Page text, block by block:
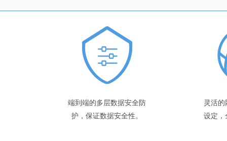
端到端的多层数据安全防
护，保证数据安全性。
灵活
设定，